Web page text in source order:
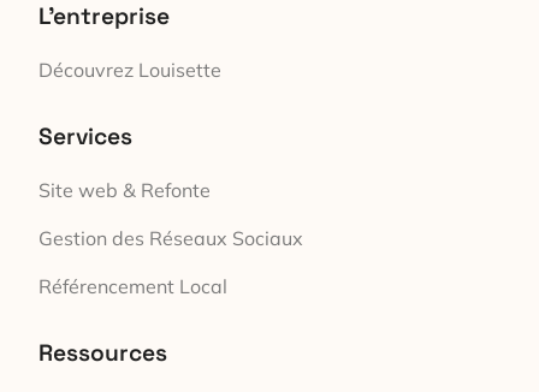
L'entreprise
Découvrez Louisette
Services
Site web & Refonte
Gestion des Réseaux Sociaux
Référencement Local
Ressources